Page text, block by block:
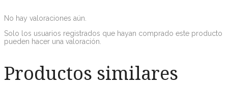
No hay valoraciones aún.
Solo los usuarios registrados que hayan comprado este producto
pueden hacer una valoración.
Productos similares